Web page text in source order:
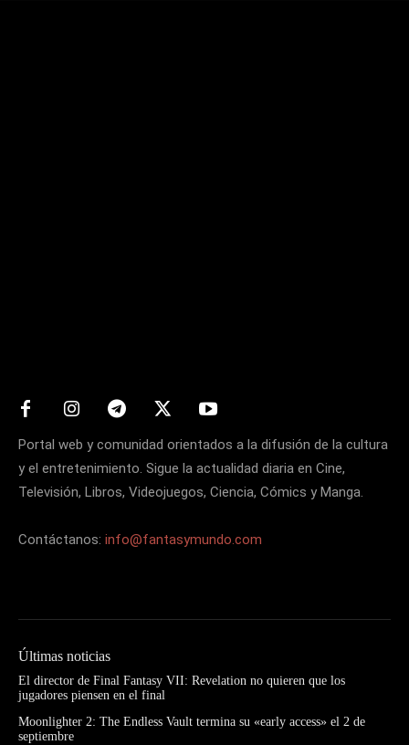
Portal web y comunidad orientados a la difusión de la cultura
y el entretenimiento. Sigue la actualidad diaria en Cine,
Televisión, Libros, Videojuegos, Ciencia, Cómics y Manga.
Contáctanos: info@fantasymundo.com
Últimas noticias
El director de Final Fantasy VII: Revelation no quieren que los
jugadores piensen en el final
Moonlighter 2: The Endless Vault termina su «early access» el 2 de
septiembre